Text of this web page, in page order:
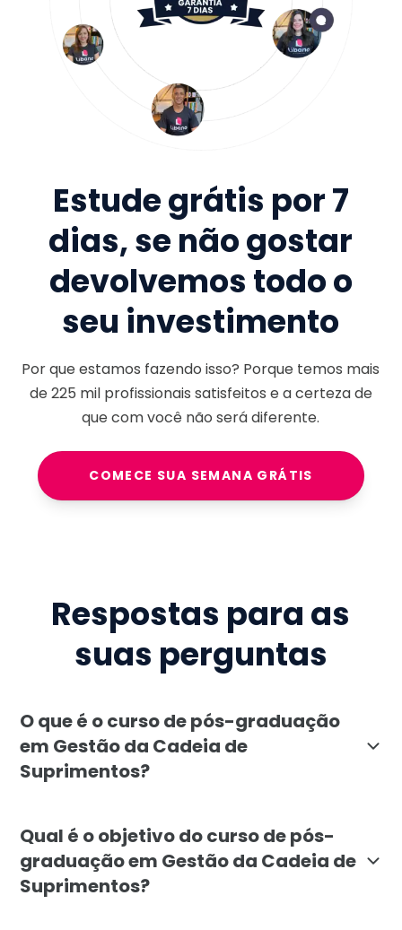
Estude grátis por 7
dias, se não gostar
devolvemos todo o
seu investimento
Por que estamos fazendo isso? Porque temos mais
de225 milprofissionais satisfeitos e a certeza de
que com você não será diferente.
COMECE SUA SEMANA GRÁTIS
Respostas para as
suas perguntas
O que é o curso de pós-graduação
em Gestão da Cadeia de
Suprimentos?
Qual é o objetivo do curso de pós-
graduação em Gestão da Cadeia de
Suprimentos?